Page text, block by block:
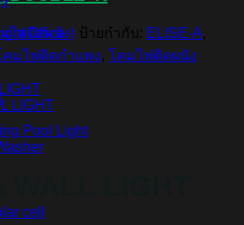
Office
Pool Light
cell
ไฟติดผนัง) ป้ายกำกับ: ELISE-A,
คมไฟติดกำแพง, โคมไฟติดผนัง
WALL LIGHT